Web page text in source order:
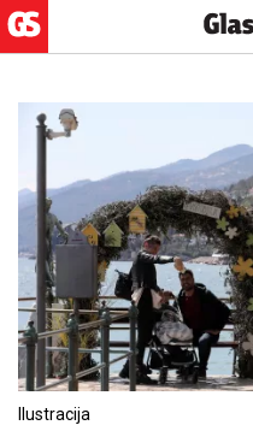
Ilustracija